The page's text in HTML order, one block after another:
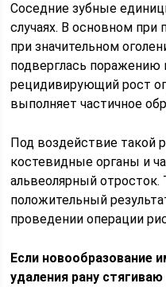
Соседние зубные
случаях. В основном
при значительном
подверглась поражению
рецидивирующий рост
выполняет частичное
Под воздействие такой
костевидные органы и
альвеолярный отросток.
положительный
проведении операции
Если новообразование
удаления рану